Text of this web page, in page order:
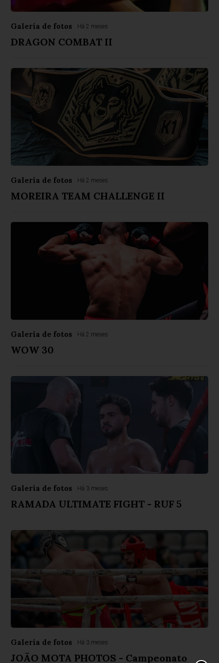
Galeria de fotos Há 2 meses
DRAGON COMBAT II
Galeria de fotos Há 2 meses
MOREIRA TEAM CHALLENGE II
Galeria de fotos Há 2 meses
WOW 30
Galeria de fotos Há 3 meses
RAMADA ULTIMATE FIGHT - RUF 5
Galeria de fotos Há 3 meses
JOÃO MOTA PHOTOS - Campeonato